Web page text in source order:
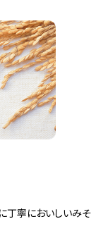
丁寧においしいみそ